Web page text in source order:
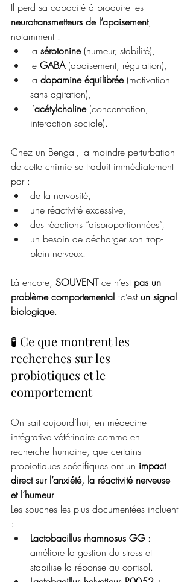
Il perd sa capacité à produire les
neurotransmetteurs de l’apaisement,
notamment :
la sérotonine (humeur, stabilité),
le GABA (apaisement, régulation),
la dopamine équilibrée (motivation
sans agitation),
l’acétylcholine (concentration,
interaction sociale).
Chez un Bengal, la moindre perturbation
de cette chimie se traduit immédiatement
par :
de la nervosité,
une réactivité excessive,
des réactions “disproportionnées”,
un besoin de décharger son trop-
plein nerveux.
Là encore, SOUVENT ce n’est pas un
problème comportemental :c’est un signal
biologique.
🧪 Ce que montrent les
recherches sur les
probiotiques et le
comportement
On sait aujourd’hui, en médecine
intégrative vétérinaire comme en
recherche humaine, que certains
probiotiques spécifiques ont un impact
direct sur l’anxiété, la réactivité nerveuse
et l’humeur.
Les souches les plus documentées incluent
:
Lactobacillus rhamnosus GG :
améliore la gestion du stress et
stabilise la réponse au cortisol.